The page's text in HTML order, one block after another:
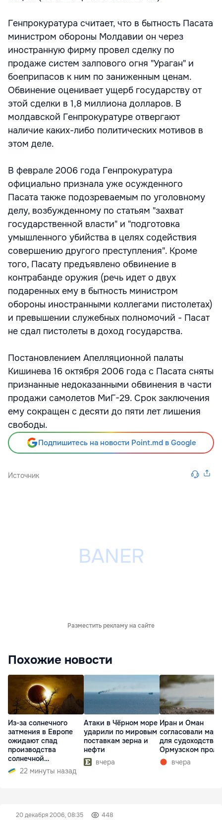
Генпрокуратура считает, что в бытность Пасата
министром обороны Молдавии он через
иностранную фирму провел сделку по
продаже систем залпового огня "Ураган" и
боеприпасов к ним по заниженным ценам.
Обвинение оценивает ущерб государству от
этой сделки в 1,8 миллиона долларов. В
молдавской Генпрокуратуре отвергают
наличие каких-либо политических мотивов в
этом деле.
В феврале 2006 года Генпрокуратура
официально признала уже осужденного
Пасата также подозреваемым по уголовному
делу, возбужденному по статьям "захват
государственной власти" и "подготовка
умышленного убийства в целях содействия
совершению другого преступления". Кроме
того, Пасату предъявлено обвинение в
контрабанде оружия (речь идет о двух
подаренных ему в бытность министром
обороны иностранными коллегами пистолетах)
и превышении служебных полномочий - Пасат
не сдал пистолеты в доход государства.
Постановлением Апелляционной палаты
Кишинева 16 октября 2006 года с Пасата сняты
признанные недоказанными обвинения в части
продажи самолетов МиГ-29. Срок заключения
ему сокращен с десяти до пяти лет лишения
свободы.
Подпишитесь на новости Point.md в Google
Источник
Разместить рекламу на сайте
Похожие новости
Из-за солнечного
затмения в Европе
ожидают спад
производства
солнечной
электроэнергии
22 минуты назад
Атаки в Чёрном море
ударили по мировым
поставкам зерна и
нефти
вчера
Иран и Оман
согласовали
для судоходства
Ормузском
вчера
20 декабря 2006, 08:35 448